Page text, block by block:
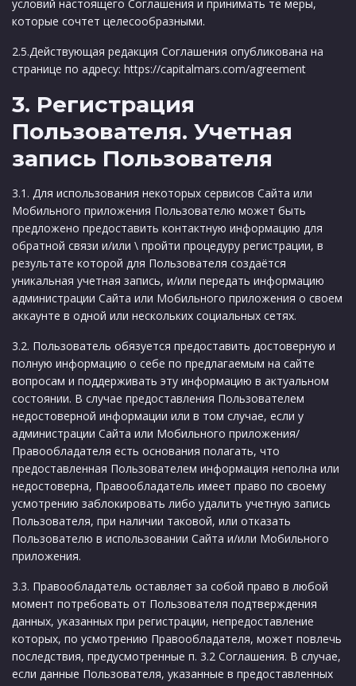
условий настоящего Соглашения и принимать те меры,
которые сочтет целесообразными.
2.5.Действующая редакция Соглашения опубликована на
странице по адресу: https://capitalmars.com/agreement
3. Регистрация
Пользователя. Учетная
запись Пользователя
3.1. Для использования некоторых сервисов Сайта или
Мобильного приложения Пользователю может быть
предложено предоставить контактную информацию для
обратной связи и/или \ пройти процедуру регистрации, в
результате которой для Пользователя создаётся
уникальная учетная запись, и/или передать информацию
администрации Сайта или Мобильного приложения о своем
аккаунте в одной или нескольких социальных сетях.
3.2. Пользователь обязуется предоставить достоверную и
полную информацию о себе по предлагаемым на сайте
вопросам и поддерживать эту информацию в актуальном
состоянии. В случае предоставления Пользователем
недостоверной информации или в том случае, если у
администрации Сайта или Мобильного приложения/
Правообладателя есть основания полагать, что
предоставленная Пользователем информация неполна или
недостоверна, Правообладатель имеет право по своему
усмотрению заблокировать либо удалить учетную запись
Пользователя, при наличии таковой, или отказать
Пользователю в использовании Сайта и/или Мобильного
приложения.
3.3. Правообладатель оставляет за собой право в любой
момент потребовать от Пользователя подтверждения
данных, указанных при регистрации, непредоставление
которых, по усмотрению Правообладателя, может повлечь
последствия, предусмотренные п. 3.2 Соглашения. В случае,
если данные Пользователя, указанные в предоставленных